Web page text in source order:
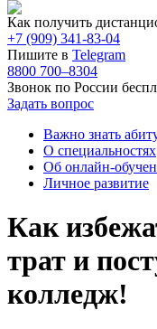
Как получить
+7 (909) 341-83-04
Пишите в Telegram
8800 700–8304
Звонок по России
Задать вопрос
Важно знать
О специальностях
Об онлайн-
Личное развитие
Как
трат и
колледж!